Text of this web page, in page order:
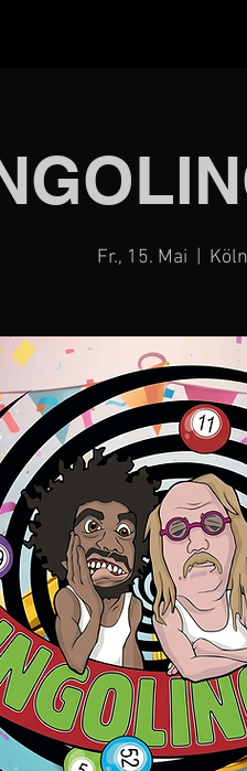
Fr., 15. Mai Köln